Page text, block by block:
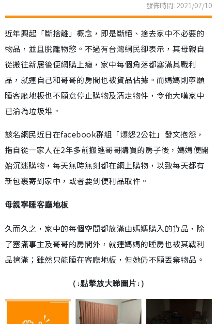
發佈時間: 2021/07/10
近年興起「斷捨離」概念，即是斷絕、捨去家中不必要的
物品，並且脫離物慾。不過有台灣網民卻表示，其母親自
從搬往新居後便網購上癮，家中每個角落都塞滿其戰利
品，就連自己和哥哥的房間也被貨品佔據。而媽媽則寧願
睡客廳地板也不願意停止購物及清走物件，令他大嘆家中
已淪為垃圾堆。
該名網民近日在facebook群組「爆怨2公社」發文抱怨，
指自從一家人在2年多前搬進哥哥購買的房子後，媽媽便開
始沉迷購物，每天無時無刻都在網上購物，以致每天都有
新包裹寄到家中，或者要到便利品取件。
母親寧睡客廳地板
久而久之，家中的每個空間都放滿由媽媽購入的貨品，除
了塞滿事主及哥哥的房間外，就連媽媽的睡房也被其戰利
品擠滿；雖然只能睡在客廳地板，但她仍不願丟棄物品。
（↓點擊放大睇圖片↓）